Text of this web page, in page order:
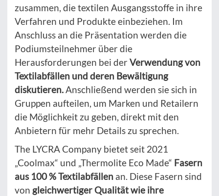
zusammen, die textilen Ausgangsstoffe in ihre
Verfahren und Produkte einbeziehen. Im
Anschluss an die Präsentation werden die
Podiumsteilnehmer über die
Herausforderungen bei derVerwendung von
Textilabfällen und deren Bewältigung
diskutieren.Anschließend werden sie sich in
Gruppen aufteilen, um Marken und Retailern
die Möglichkeit zu geben, direkt mit den
Anbietern für mehr Details zu sprechen.
The LYCRA Company bietet seit 2021
„Coolmax“ und „Thermolite Eco Made“ Fasern
aus 100 % Textilabfällen an. Diese Fasern sind
von gleichwertiger Qualität wie ihre